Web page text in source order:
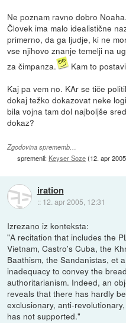
Ne poznam ravno dobro
Človek ima malo idealistične
primerno, da ga ljudje, ki ne
vse njihovo znanje temelji na
za čimpanza.
Kam to
Kaj pa vem no. KAr se tiče
dokaj težko dokazovat neke
bila vojna tam dol najboljše
dokaz?
Zgodovina sprememb…
spremenil: Keyser Soze(12. apr
iration
:: 12. apr 2005, 12:31
Izrezano iz konteksta:
"A recitation that includes the
Vietnam, Castro's Cuba, the
Baathism, the Sandanistas, et
inadequacy to convey the
authoritarianism. Indeed, an
reveals that there has hardly
exclusionary, anti-
has not supported."